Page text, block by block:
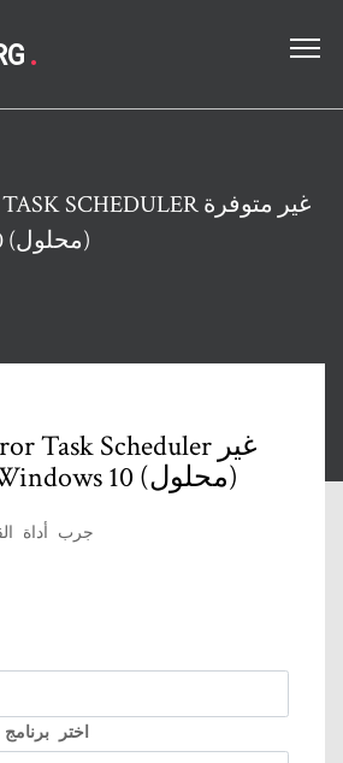
.
في WINDOWS 10 (محلول)
متوفرة في Windows 10 (محلول)
جرب أداة
اختر